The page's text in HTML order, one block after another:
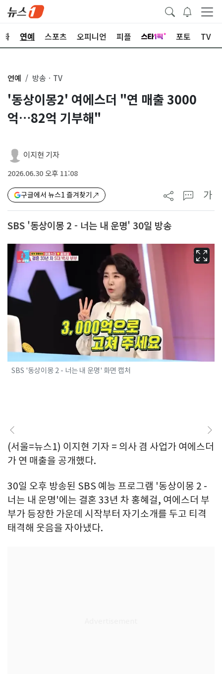
화 연예 스포츠 오피니언 피플 포토 TV
연예 방송ㆍTV
'동상이몽2' 여에스더 "연 매출 3000
억…82억 기부해"
이지현 기자
2026.06.30 오후 11:08
구글에서 뉴스1 즐겨찾기 가
SBS '동상이몽 2 - 너는 내 운명' 30일 방송
SBS '동상이몽 2 - 너는 내 운명' 화면 캡처
(서울=뉴스1) 이지현 기자 = 의사 겸 사업가 여에스더
가 연 매출을 공개했다.
30일 오후 방송된 SBS 예능 프로그램 '동상이몽 2 -
너는 내 운명'에는 결혼 33년 차 홍혜걸, 여에스더 부
부가 등장한 가운데 시작부터 자기소개를 두고 티격
태격해 웃음을 자아냈다.